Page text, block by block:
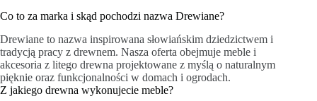
Co to za marka i skąd pochodzi nazwa Drewiane?
Drewiane to nazwa inspirowana słowiańskim dziedzictwem i
tradycją pracy z drewnem. Nasza oferta obejmuje meble i
akcesoria z litego drewna projektowane z myślą o naturalnym
pięknie oraz funkcjonalności w domach i ogrodach.
Z jakiego drewna wykonujecie meble?